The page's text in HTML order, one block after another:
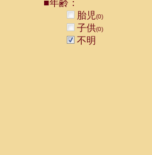
■年齢：
胎児(0)
子供(0)
不明